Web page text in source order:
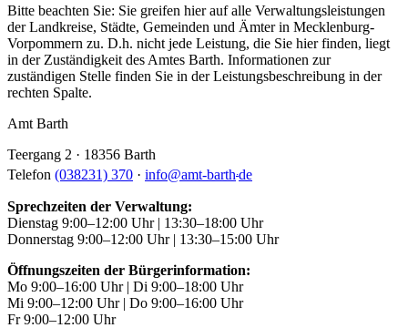
Bitte beachten Sie: Sie greifen hier auf alle Verwaltungsleistungen
der Landkreise, Städte, Gemeinden und Ämter in Mecklenburg-
Vorpommern zu. D.h. nicht jede Leistung, die Sie hier finden, liegt
in der Zuständigkeit des Amtes Barth. Informationen zur
zuständigen Stelle finden Sie in der Leistungsbeschreibung in der
rechten Spalte.
Amt Barth
Teergang 2 · 18356 Barth
Telefon (038231) 370 · info@amt-barthde
Sprechzeiten der Verwaltung:
Dienstag 9:00–12:00 Uhr | 13:30–18:00 Uhr
Donnerstag 9:00–12:00 Uhr | 13:30–15:00 Uhr
Öffnungszeiten der Bürgerinformation:
Mo 9:00–16:00 Uhr | Di 9:00–18:00 Uhr
Mi 9:00–12:00 Uhr | Do 9:00–16:00 Uhr
Fr 9:00–12:00 Uhr